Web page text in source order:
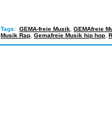
Tags: GEMA-freie Musik GEMAfreie
Musik Rap Gemafreie Musik hip hop